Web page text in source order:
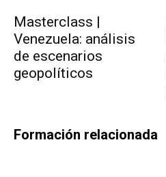
Masterclass |
Venezuela: análisis
de escenarios
geopolíticos
Formación relacionada